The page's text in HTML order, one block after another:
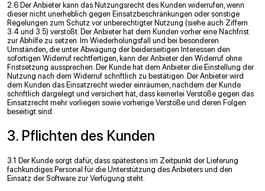
2.6 Der Anbieter kann das Nutzungsrecht des Kunden widerrufen, wenn
dieser nicht unerheblich gegen Einsatzbeschränkungen oder sonstige
Regelungen zum Schutz vor unberechtigter Nutzung (siehe auch Ziffern
3.4 und 3.5) verstößt. Der Anbieter hat dem Kunden vorher eine Nachfrist
zur Abhilfe zu setzen. Im Wiederholungsfall und bei besonderen
Umständen, die unter Abwägung der beiderseitigen Interessen den
sofortigen Widerruf rechtfertigen, kann der Anbieter den Widerruf ohne
Fristsetzung aussprechen. Der Kunde hat dem Anbieter die Einstellung der
Nutzung nach dem Widerruf schriftlich zu bestätigen. Der Anbieter wird
dem Kunden das Einsatzrecht wieder einräumen, nachdem der Kunde
schriftlich dargelegt und versichert hat, dass keinerlei Verstöße gegen das
Einsatzrecht mehr vorliegen sowie vorherige Verstöße und deren Folgen
beseitigt sind.
3. Pﬂichten des Kunden
3.1 Der Kunde sorgt dafür, dass spätestens im Zeitpunkt der Lieferung
fachkundiges Personal für die Unterstützung des Anbieters und den
Einsatz der Software zur Verfügung steht.